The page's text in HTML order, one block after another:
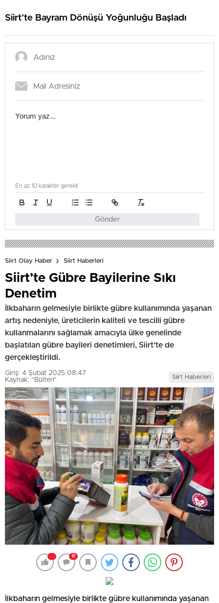
Siirt’te Bayram Dönüşü Yoğunluğu Başladı
Gönder
En az 10 karakter gerekli
Siirt Olay Haber Siirt Haberleri
Siirt’te Gübre Bayilerine Sıkı
Denetim
İlkbaharın gelmesiyle birlikte gübre kullanımında yaşanan
artış nedeniyle, üreticilerin kaliteli ve tescilli gübre
kullanmalarını sağlamak amacıyla ülke genelinde
başlatılan gübre bayileri denetimleri, Siirt’te de
gerçekleştirildi.
Giriş: 4 Şubat 2025 08:47
Kaynak: "Bülten"
Siirt Haberleri
0
İlkbaharın gelmesiyle birlikte gübre kullanımında yaşanan